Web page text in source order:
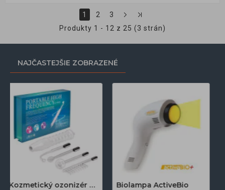
1 2
3
Produkty 1 - 12 z 25 (3 strán)
NAJČASTEJŠIE ZOBRAZENÉ
Kozmetický ozonizér Darsonval LZ-006A Biolampa ActiveBio